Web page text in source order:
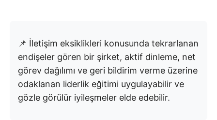
📌 İletişim eksiklikleri konusunda tekrarlanan
endişeler gören bir şirket, aktif dinleme, net
görev dağılımı ve geri bildirim verme üzerine
odaklanan liderlik eğitimi uygulayabilir ve
gözle görülür iyileşmeler elde edebilir.